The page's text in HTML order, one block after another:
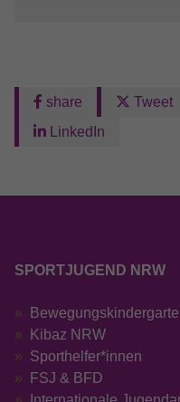
share Tweet
LinkedIn
SPORTJUGEND NRW
Kibaz NRW
Sporthelfer*innen
FSJ & BFD
Laufzeit 13 Monate